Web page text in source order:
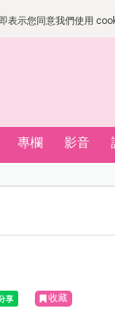
表示您同意我們使用
專欄 影音
收藏